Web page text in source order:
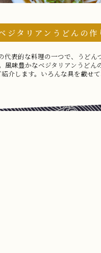
ジタリアンうどんの作
代表的な料理の一つで、うどん
風味豊かなベジタリアンうどん
介します。いろんな具を載せて